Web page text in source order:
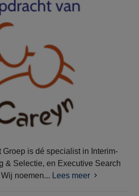
Groep is dé specialist in Interim-
& Selectie, en Executive Search
noemen... Lees meer